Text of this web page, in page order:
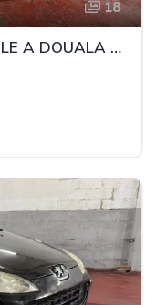
18
TOYOTA AVENSIS ( DISPONIBLE A DOUALA - CAMEROUN )